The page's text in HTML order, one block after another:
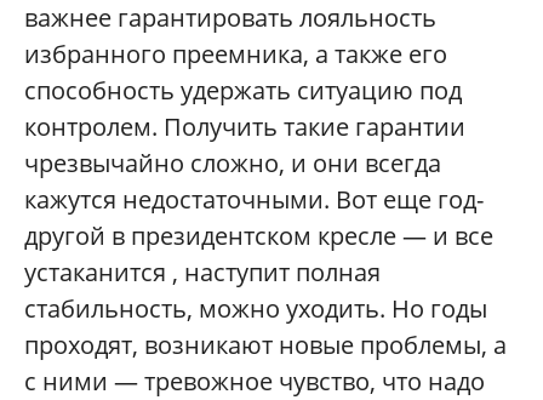
важнее гарантировать лояльность
избранного преемника, а также его
способность удержать ситуацию под
контролем. Получить такие гарантии
чрезвычайно сложно, и они всегда
кажутся недостаточными. Вот еще год-
другой в президентском кресле — и все
устаканится , наступит полная
стабильность, можно уходить. Но годы
проходят, возникают новые проблемы, а
с ними — тревожное чувство, что надо